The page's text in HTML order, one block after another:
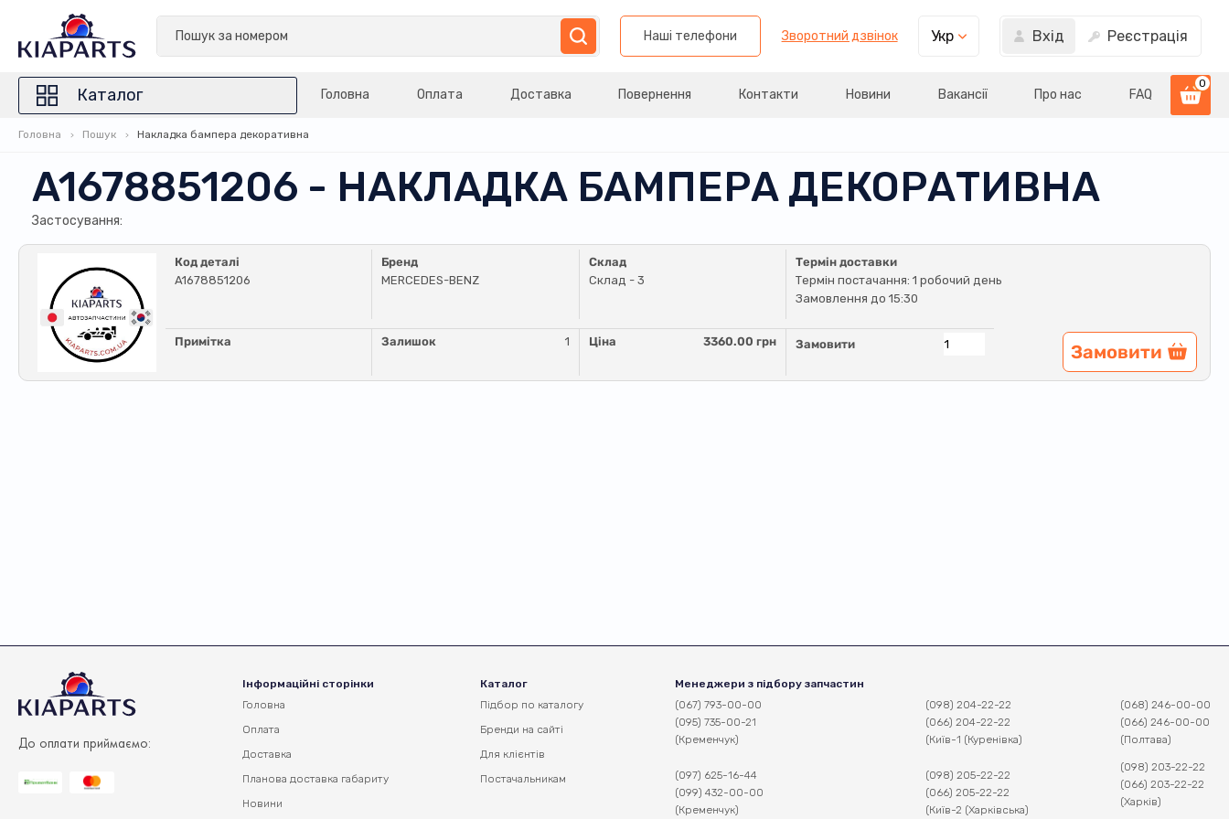
Наші телефони Зворотний дзвінок Укр Вхід Реєстрація
Каталог Головна Оплата Доставка Повернення Контакти Новини Вакансії Про нас FAQ
0
Головна Пошук Накладка бампера декоративна
A1678851206 - НАКЛАДКА БАМПЕРА ДЕКОРАТИВНА
Застосування:
Код деталі
A1678851206
Бренд
MERCEDES-BENZ
Склад
Склад - 3
Термін доставки
Термін постачання: 1 робочий день
Замовлення до 15:30
Примітка Залишок 1 Ціна 3360.00 грн Замовити Замовити
До оплати приймаємо:
Інформаційні сторінки
Головна
Оплата
Доставка
Планова доставка габариту
Новини
Каталог
Підбор по каталогу
Бренди на сайті
Для клієнтів
Постачальникам
Менеджери з підбору запчастин
(067) 793-00-00
(095) 735-00-21
(Кременчук)
(097) 625-16-44
(099) 432-00-00
(Кременчук)
(098) 204-22-22
(066) 204-22-22
(Київ-1 (Куренівка)
(098) 205-22-22
(066) 205-22-22
(Київ-2 (Харківська)
(068) 246-00-00
(066) 246-00-00
(Полтава)
(098) 203-22-22
(066) 203-22-22
(Харків)